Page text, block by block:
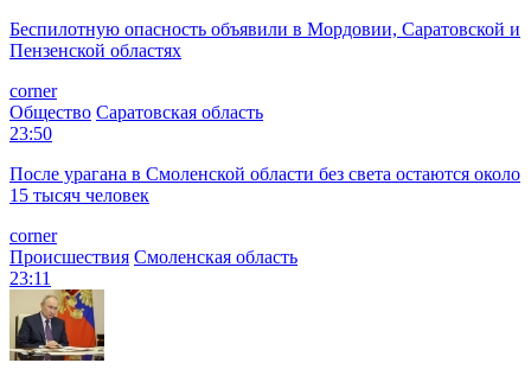
Беспилотную опасность объявили в Мордовии, Саратовской и
Пензенской областях
corner
Общество Саратовская область
23:50
После урагана в Смоленской области без света остаются около
15 тысяч человек
corner
Происшествия Смоленская область
23:11